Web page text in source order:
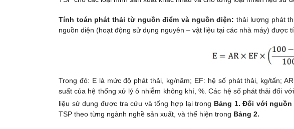
Tính toán phát thải từ nguồn điểm và nguồn diện: thải lượng phát
nguồn diện (hoạt động sử dụng nguyên – vật liệu tại các nhà máy) được
Trong đó: E là mức độ phát thải, kg/năm; EF: hệ số phát thải, kg/tấn;
suất của hệ thống xử lý ô nhiễm không khí, %. Các hệ số phát thải đối
liệu sử dụng được tra cứu và tổng hợp lại trong Bảng 1. Đối với nguồn
TSP theo từng ngành nghề sản xuất, và thể hiện trong Bảng 2.